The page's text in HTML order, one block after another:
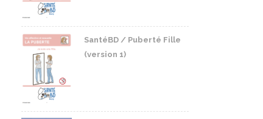
SantéBD / Puberté Fille
(version 1)